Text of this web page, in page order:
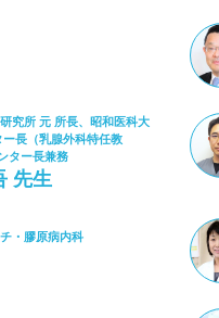
究所 元 所長、昭和医科大
長（乳腺外科特任教
ター長兼務
先生
・膠原病内科